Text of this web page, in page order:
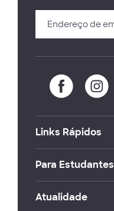
Links Rápidos
Para Estudantes
Atualidade